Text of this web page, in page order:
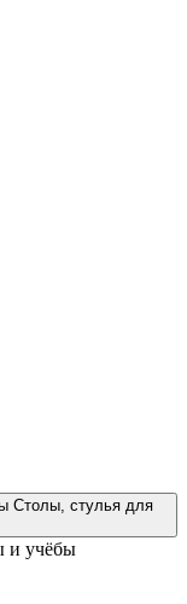
Столы, стулья для